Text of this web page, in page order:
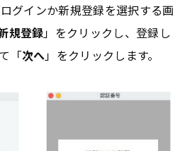
グインか新規登録を選択する画
規登録」をクリックし、登録し
「次へ」をクリックします。